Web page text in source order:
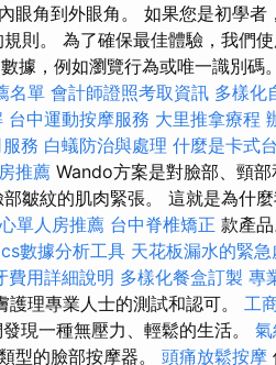
眼角到外眼角。 如果您是初學者
則。 為了確保最佳體驗，我們
據，例如瀏覽行為或唯一識別碼
名單 會計師證照考取資訊 多樣化
台中運動按摩服務 大里推拿療程
務 白蟻防治與處理 什麼是卡式
推薦 Wando方案是對臉部、頸部
皺紋的肌肉緊張。 這就是為什
單人房推薦 台中脊椎矯正 款產
數據分析工具 天花板漏水的緊
費用詳細說明 多樣化餐盒訂製 專
理專業人士的測試和認可。 工
現一種無壓力、輕鬆的生活。
型的臉部按摩器。 頭痛放鬆按摩